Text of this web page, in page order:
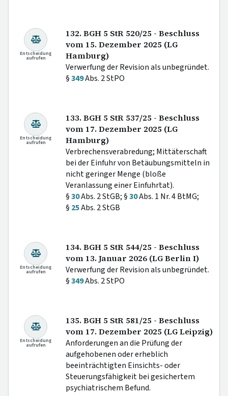
Entscheidung
aufrufen
132. BGH 5 StR 520/25 - Beschluss
vom 15. Dezember 2025 (LG
Hamburg)
Verwerfung der Revision als unbegründet.
§349Abs. 2 StPO
Entscheidung
aufrufen
133. BGH 5 StR 537/25 - Beschluss
vom 17. Dezember 2025 (LG
Hamburg)
Verbrechensverabredung; Mittäterschaft
bei der Einfuhr von Betäubungsmitteln in
nicht geringer Menge (bloße
Veranlassung einer Einfuhrtat).
§30Abs. 2 StGB; §30Abs. 1 Nr. 4 BtMG;
§ 25Abs. 2 StGB
Entscheidung
aufrufen
134. BGH 5 StR 544/25 - Beschluss
vom 13. Januar 2026 (LG Berlin I)
Verwerfung der Revision als unbegründet.
§349Abs. 2 StPO
Entscheidung
aufrufen
135. BGH 5 StR 581/25 - Beschluss
vom 17. Dezember 2025 (LG Leipzig)
Anforderungen an die Prüfung der
aufgehobenen oder erheblich
beeinträchtigten Einsichts- oder
Steuerungsfähigkeit bei gesichertem
psychiatrischem Befund.